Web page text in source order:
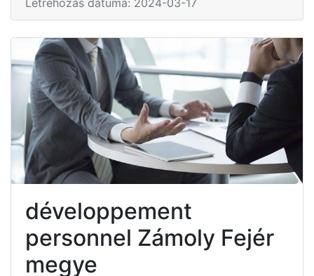
développement
personnel Zámoly Fejér
megye